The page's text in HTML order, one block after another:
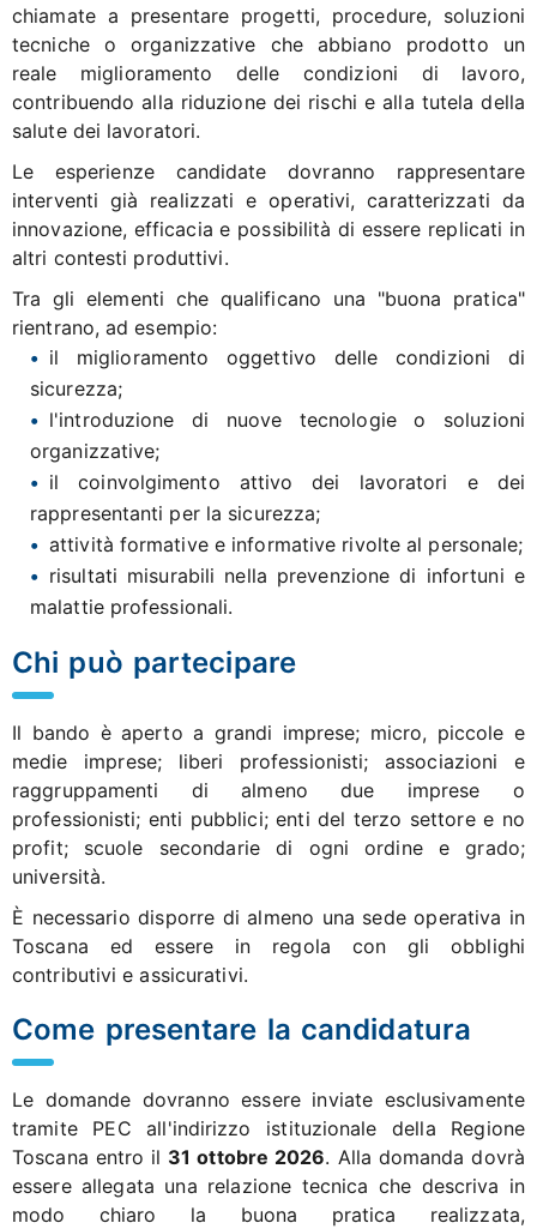
chiamate a presentare progetti, procedure, soluzioni
tecniche o organizzative che abbiano prodotto un
reale miglioramento delle condizioni di lavoro,
contribuendo alla riduzione dei rischi e alla tutela della
salute dei lavoratori.
Le esperienze candidate dovranno rappresentare
interventi già realizzati e operativi, caratterizzati da
innovazione, efficacia e possibilità di essere replicati in
altri contesti produttivi.
Tra gli elementi che qualificano una "buona pratica"
rientrano, ad esempio:
il miglioramento oggettivo delle condizioni di
sicurezza;
l'introduzione di nuove tecnologie o soluzioni
organizzative;
il coinvolgimento attivo dei lavoratori e dei
rappresentanti per la sicurezza;
attività formative e informative rivolte al personale;
risultati misurabili nella prevenzione di infortuni e
malattie professionali.
Chi può partecipare
Il bando è aperto a grandi imprese; micro, piccole e
medie imprese; liberi professionisti; associazioni e
raggruppamenti di almeno due imprese o
professionisti; enti pubblici; enti del terzo settore e no
profit; scuole secondarie di ogni ordine e grado;
università.
È necessario disporre di almeno una sede operativa in
Toscana ed essere in regola con gli obblighi
contributivi e assicurativi.
Come presentare la candidatura
Le domande dovranno essere inviate esclusivamente
tramite PEC all'indirizzo istituzionale della Regione
Toscana entro il 31 ottobre 2026. Alla domanda dovrà
essere allegata una relazione tecnica che descriva in
modo chiaro la buona pratica realizzata,